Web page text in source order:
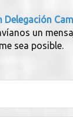
Delegación
un
sea posible.